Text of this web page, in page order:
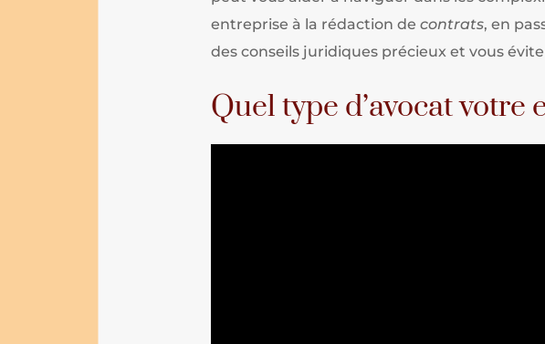
entreprise à la rédaction decontrats, en
des conseils juridiques précieux et vous
Quel type d’avocat